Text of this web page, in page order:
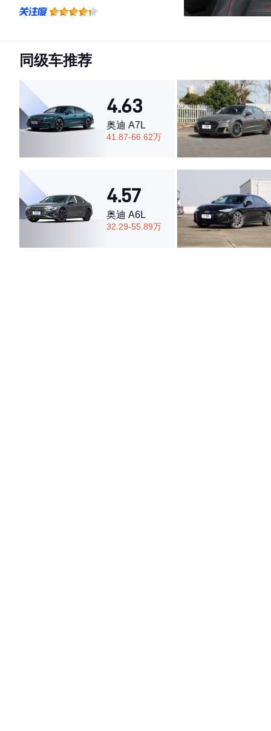
·空间表现一般，低于99%同级车
同级车推荐
4.63
奥迪 A7L
41.87-66.62万
4.57
奥迪 A6L
32.29-55.89万